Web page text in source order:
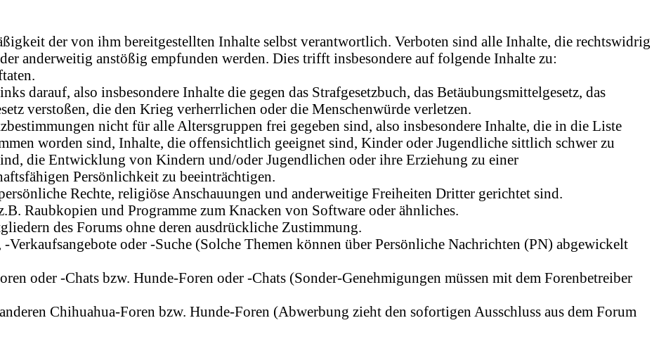
der von ihm bereitgestellten Inhalte selbst verantwortlich. Verboten sind alle Inhalte, die rechtswidrig
anderweitig anstößig empfunden werden. Dies trifft insbesondere auf folgende Inhalte zu:
darauf, also insbesondere Inhalte die gegen das Strafgesetzbuch, das Betäubungsmittelgesetz, das
verstoßen, die den Krieg verherrlichen oder die Menschenwürde verletzen.
nicht für alle Altersgruppen frei gegeben sind, also insbesondere Inhalte, die in die Liste
worden sind, Inhalte, die offensichtlich geeignet sind, Kinder oder Jugendliche sittlich schwer zu
die Entwicklung von Kindern und/oder Jugendlichen oder ihre Erziehung zu einer
Persönlichkeit zu beeinträchtigen.
Rechte, religiöse Anschauungen und anderweitige Freiheiten Dritter gerichtet sind.
Raubkopien und Programme zum Knacken von Software oder ähnliches.
des Forums ohne deren ausdrückliche Zustimmung.
oder -Suche (Solche Themen können über Persönliche Nachrichten (PN) abgewickelt
oder -Chats bzw. Hunde-Foren oder -Chats (Sonder-Genehmigungen müssen mit dem Forenbetreiber
Chihuahua-Foren bzw. Hunde-Foren (Abwerbung zieht den sofortigen Ausschluss aus dem Forum